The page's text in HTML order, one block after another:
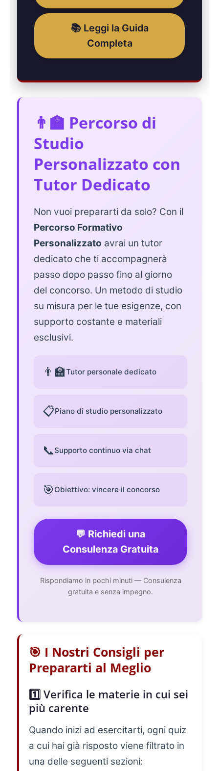
📚 Leggi la Guida
Completa
👨‍🏫 Percorso di
Studio
Personalizzato con
Tutor Dedicato
Non vuoi prepararti da solo? Con il
Percorso Formativo
Personalizzato avrai un tutor
dedicato che ti accompagnerà
passo dopo passo fino al giorno
del concorso. Un metodo di studio
su misura per le tue esigenze, con
supporto costante e materiali
esclusivi.
👨‍🏫Tutor personale dedicato
📋Piano di studio personalizzato
📞 Supporto continuo via chat
🎯 Obiettivo: vincere il concorso
💬 Richiedi una
Consulenza Gratuita
Rispondiamo in pochi minuti — Consulenza
gratuita e senza impegno.
🎯 I Nostri Consigli per
Prepararti al Meglio
1️⃣ Verifica le materie in cui sei
più carente
Quando inizi ad esercitarti, ogni quiz
a cui hai già risposto viene filtrato in
una delle seguenti sezioni: